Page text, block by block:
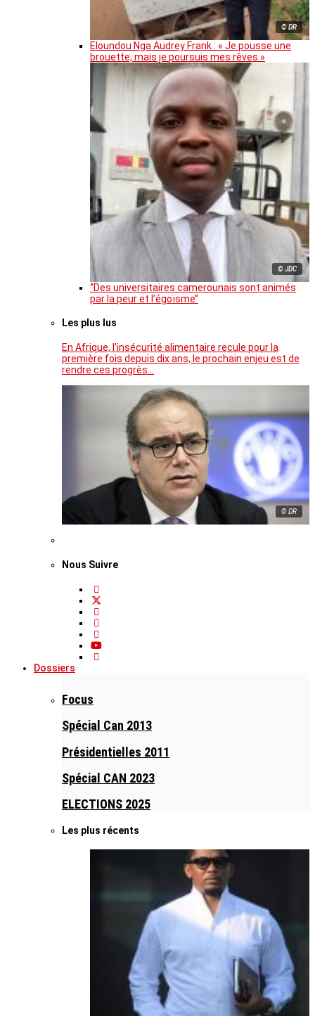
© DR
Eloundou Nga Audrey Frank : « Je pousse une
brouette, mais je poursuis mes rêves »
© JDC
‘’Des universitaires camerounais sont animés
par la peur et l’égoïsme’’
Les plus lus
En Afrique, l’insécurité alimentaire recule pour la
première fois depuis dix ans, le prochain enjeu est de
rendre ces progrès…
© DR
Nous Suivre
Dossiers
Focus
Spécial Can 2013
Présidentielles 2011
Spécial CAN 2023
ELECTIONS 2025
Les plus récents